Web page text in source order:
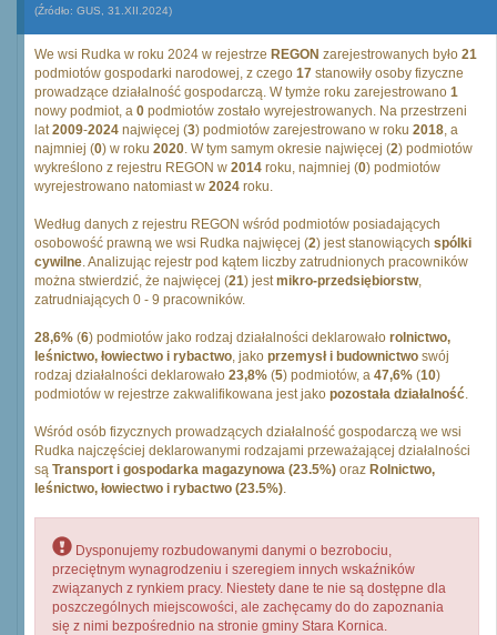
(Źródło: GUS, 31.XII.2024)
We wsi Rudka w roku 2024 w rejestrze REGON zarejestrowanych było 21
podmiotów gospodarki narodowej, z czego 17 stanowiły osoby fizyczne
prowadzące działalność gospodarczą. W tymże roku zarejestrowano 1
nowy podmiot, a 0 podmiotów zostało wyrejestrowanych. Na przestrzeni
lat2009-2024 najwięcej (3) podmiotów zarejestrowano w roku 2018, a
najmniej (0) w roku 2020. W tym samym okresie najwięcej (2) podmiotów
wykreślono z rejestru REGON w 2014 roku, najmniej (0) podmiotów
wyrejestrowano natomiast w 2024 roku.
Według danych z rejestru REGON wśród podmiotów posiadających
osobowość prawną we wsi Rudka najwięcej (2) jest stanowiących spólki
cywilne. Analizując rejestr pod kątem liczby zatrudnionych pracowników
można stwierdzić, że najwięcej (21) jestmikro-przedsiębiorstw,
zatrudniających 0 - 9 pracowników.
28,6% (6) podmiotów jako rodzaj działalności deklarowało rolnictwo,
leśnictwo, łowiectwo i rybactwo, jako przemysł i budownictwo swój
rodzaj działalności deklarowało 23,8% (5) podmiotów, a 47,6% (10)
podmiotów w rejestrze zakwalifikowana jest jako pozostała działalność.
Wśród osób fizycznych prowadzących działalność gospodarczą we wsi
Rudka najczęściej deklarowanymi rodzajami przeważającej działalności
są Transport i gospodarka magazynowa (23.5%) oraz Rolnictwo,
leśnictwo, łowiectwo i rybactwo (23.5%).
Dysponujemy rozbudowanymi danymi o bezrobociu,
przeciętnym wynagrodzeniu i szeregiem innych wskaźników
związanych z rynkiem pracy. Niestety dane te nie są dostępne dla
poszczególnych miejscowości, ale zachęcamy do do zapoznania
się z nimi bezpośrednio na stronie gminy Stara Kornica.